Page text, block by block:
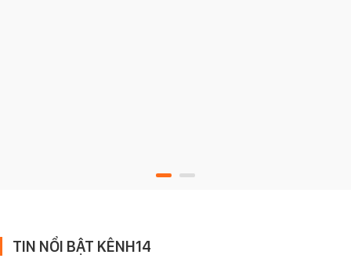
TIN NỔI BẬT KÊNH14